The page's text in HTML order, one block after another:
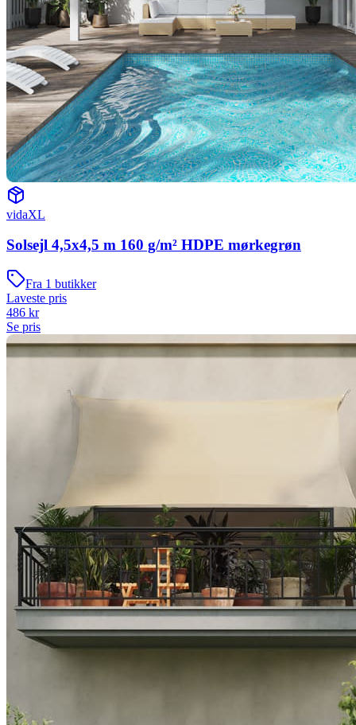
vidaXL
Solsejl 4,5x4,5 m 160 g/m² HDPE mørkegrøn
Fra 1 butikker
Laveste pris
486 kr
Se pris